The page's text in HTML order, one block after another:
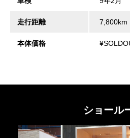
走行距離 7,800km
本体価格
ショール